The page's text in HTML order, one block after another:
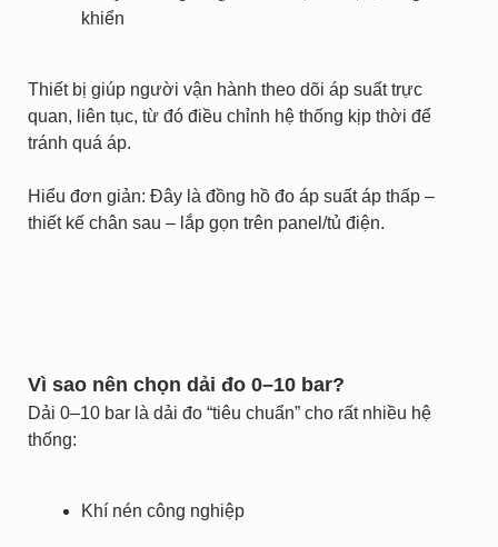
khiển
Thiết bị giúp người vận hành theo dõi áp suất trực
quan, liên tục, từ đó điều chỉnh hệ thống kịp thời để
tránh quá áp.
Hiểu đơn giản: Đây là đồng hồ đo áp suất áp thấp –
thiết kế chân sau – lắp gọn trên panel/tủ điện.
Vì sao nên chọn dải đo 0–10 bar?
Dải 0–10 bar là dải đo “tiêu chuẩn” cho rất nhiều hệ
thống:
Khí nén công nghiệp